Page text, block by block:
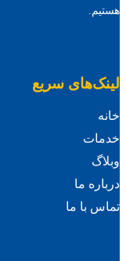
هستیم.
لینک‌های سریع
خانه
خدمات
وبلاگ
درباره ما
تماس با ما